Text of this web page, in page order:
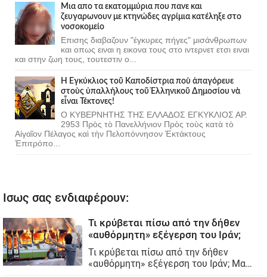
Μια απο τα εκατομμύρια που πανε και
ζευγαρωνουν με κτηνώδες αγρίμια κατέληξε στο
νοσοκομείο
Επισης διαβαζουν "έγκυρες πήγες" μισάνθρωπων
και οπως ειναι η εικονα τους στο ιντερνετ ετσι ειναι
και στην ζωη τους, τουτεστιν ο...
Ἡ Ἐγκύκλιος τοῦ Καποδίστρια ποὺ ἀπαγόρευε
στοὺς ὑπαλλήλους τοῦ Ἑλληνικοῦ Δημοσίου νὰ
εἶναι Τέκτονες!
Ο ΚΥΒΕΡΝΗΤΗΣ ΤΗΣ ΕΛΛΑΔΟΣ ΕΓΚΥΚΛΙΟΣ ΑΡ.
2953 Πρὸς τὸ Πανελλήνιον Πρὸς τοὺς κατὰ τὸ
Αἰγαῖον Πέλαγος καὶ τὴν Πελοπόννησον Ἐκτάκτους
Ἐπιτρόπο...